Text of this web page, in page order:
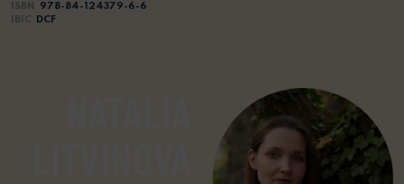
ISBN
978-84-124379-6-6
IBIC
DCF